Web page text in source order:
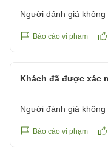
Người đánh giá không
Báo cáo vi phạm
Khách đã được xác
Người đánh giá không
Báo cáo vi phạm